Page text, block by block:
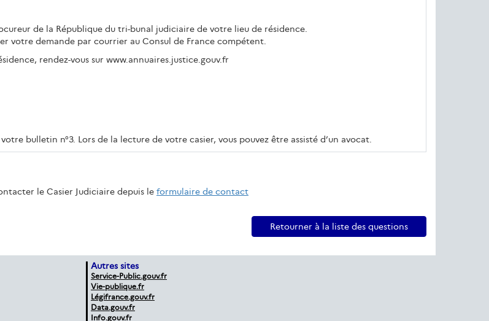
de la République du tri-bunal judiciaire de votre lieu de résidence.
votre demande par courrier au Consul de France compétent.
rendez-vous sur www.annuaires.justice.gouv.fr
bulletin n°3. Lors de la lecture de votre casier, vous pouvez être assisté d’un avocat.
le Casier Judiciaire depuis le formulaire de contact
Retourner à la liste des questions
Autres sites
Service-Public.gouv.fr
Vie-publique.fr
Légifrance.gouv.fr
Data.gouv.fr
Info.gouv.fr